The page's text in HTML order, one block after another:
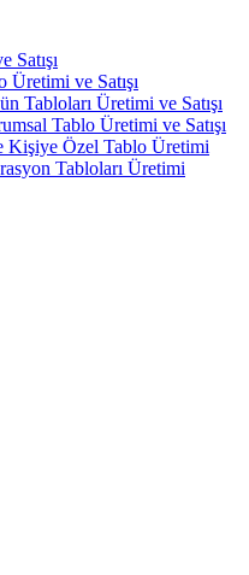
Satışı
ve Satışı
Tabloları Üretimi ve Satışı
Tablo Üretimi ve Satışı
Kişiye Özel Tablo Üretimi
Tabloları Üretimi